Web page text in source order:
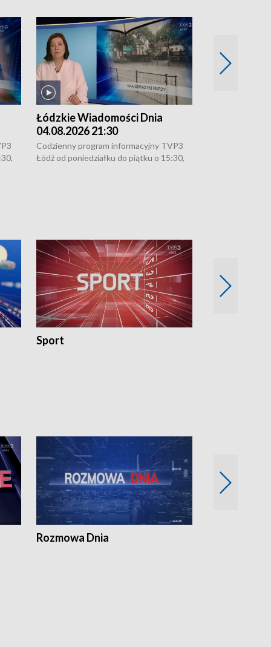
Łódzkie Wiadomości Dnia
04.08.2026 21:30
Codzienny program informacyjny TVP3
Łódź od poniedziałku do piątku o 15:30,
Sport
Rozmowa Dnia